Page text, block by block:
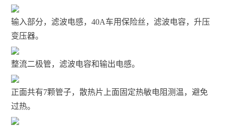
输入部分，滤波电感，40A车用保险丝，滤波电容，升压
变压器。
整流二极管，滤波电容和输出电感。
正面共有7颗管子，散热片上面固定热敏电阻测温，避免
过热。